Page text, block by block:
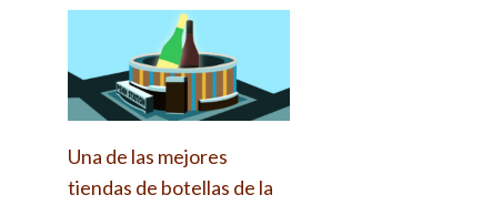
Una de las mejores
tiendas de botellas de la